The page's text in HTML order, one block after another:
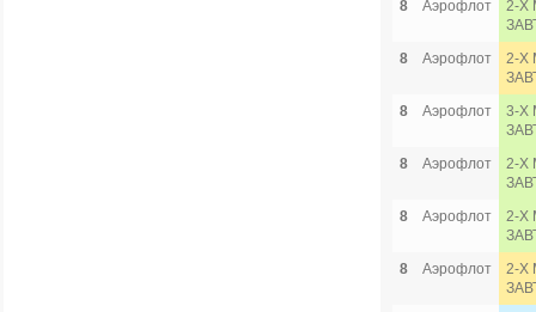
8
Аэрофлот
2-Х
8
Аэрофлот
2-Х
8
Аэрофлот
3-Х
8
Аэрофлот
2-Х
8
Аэрофлот
2-Х
8
Аэрофлот
2-Х